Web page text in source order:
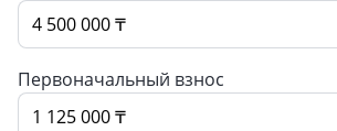
Первоначальный взнос